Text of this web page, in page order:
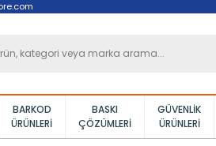
BARKOD
ÜRÜNLERI
BASKI
ÇÖZÜMLERI
GÜVENLIK
ÜRÜNLERI